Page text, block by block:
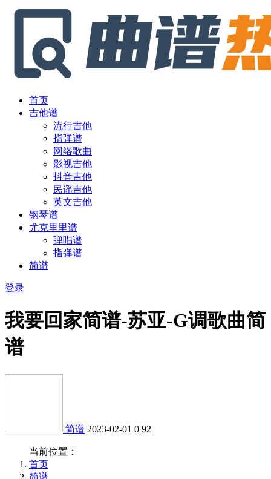
首页
吉他谱
流行吉他
指弹谱
网络歌曲
影视吉他
抖音吉他
民谣吉他
英文吉他
钢琴谱
尤克里里谱
弹唱谱
指弹谱
简谱
登录
我要回家简谱-苏亚-G调歌曲简
谱
简谱 2023-02-01 0 92
当前位置：
首页
简谱